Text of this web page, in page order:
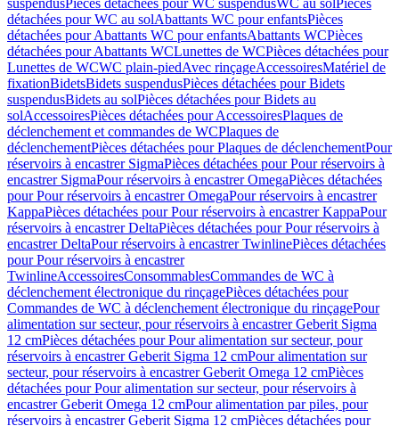
suspendusPièces détachées pour WC suspendusWC au solPièces
détachées pour WC au solAbattants WC pour enfantsPièces
détachées pour Abattants WC pour enfantsAbattants WCPièces
détachées pour Abattants WCLunettes de WCPièces détachées pour
Lunettes de WCWC plain-piedAvec rinçageAccessoiresMatériel de
fixationBidetsBidets suspendusPièces détachées pour Bidets
suspendusBidets au solPièces détachées pour Bidets au
solAccessoiresPièces détachées pour AccessoiresPlaques de
déclenchement et commandes de WCPlaques de
déclenchementPièces détachées pour Plaques de déclenchementPour
réservoirs à encastrer SigmaPièces détachées pour Pour réservoirs à
encastrer SigmaPour réservoirs à encastrer OmegaPièces détachées
pour Pour réservoirs à encastrer OmegaPour réservoirs à encastrer
KappaPièces détachées pour Pour réservoirs à encastrer KappaPour
réservoirs à encastrer DeltaPièces détachées pour Pour réservoirs à
encastrer DeltaPour réservoirs à encastrer TwinlinePièces détachées
pour Pour réservoirs à encastrer
TwinlineAccessoiresConsommablesCommandes de WC à
déclenchement électronique du rinçagePièces détachées pour
Commandes de WC à déclenchement électronique du rinçagePour
alimentation sur secteur, pour réservoirs à encastrer Geberit Sigma
12 cmPièces détachées pour Pour alimentation sur secteur, pour
réservoirs à encastrer Geberit Sigma 12 cmPour alimentation sur
secteur, pour réservoirs à encastrer Geberit Omega 12 cmPièces
détachées pour Pour alimentation sur secteur, pour réservoirs à
encastrer Geberit Omega 12 cmPour alimentation par piles, pour
réservoirs à encastrer Geberit Sigma 12 cmPièces détachées pour